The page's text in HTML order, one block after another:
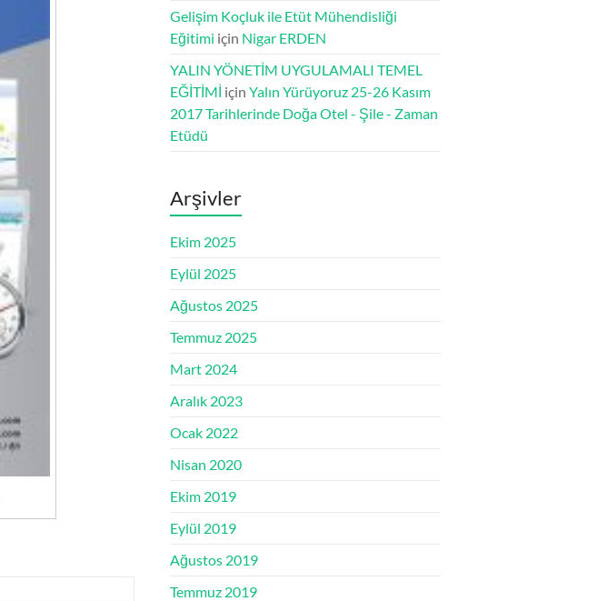
Gelişim Koçluk ile Etüt Mühendisliği
Eğitimi için Nigar ERDEN
YALIN YÖNETİM UYGULAMALI TEMEL
EĞİTİMİ için Yalın Yürüyoruz 25-26 Kasım
2017 Tarihlerinde Doğa Otel - Şile - Zaman
Etüdü
Arşivler
Ekim 2025
Eylül 2025
Ağustos 2025
Temmuz 2025
Mart 2024
Aralık 2023
Ocak 2022
Nisan 2020
Ekim 2019
Eylül 2019
Ağustos 2019
Temmuz 2019